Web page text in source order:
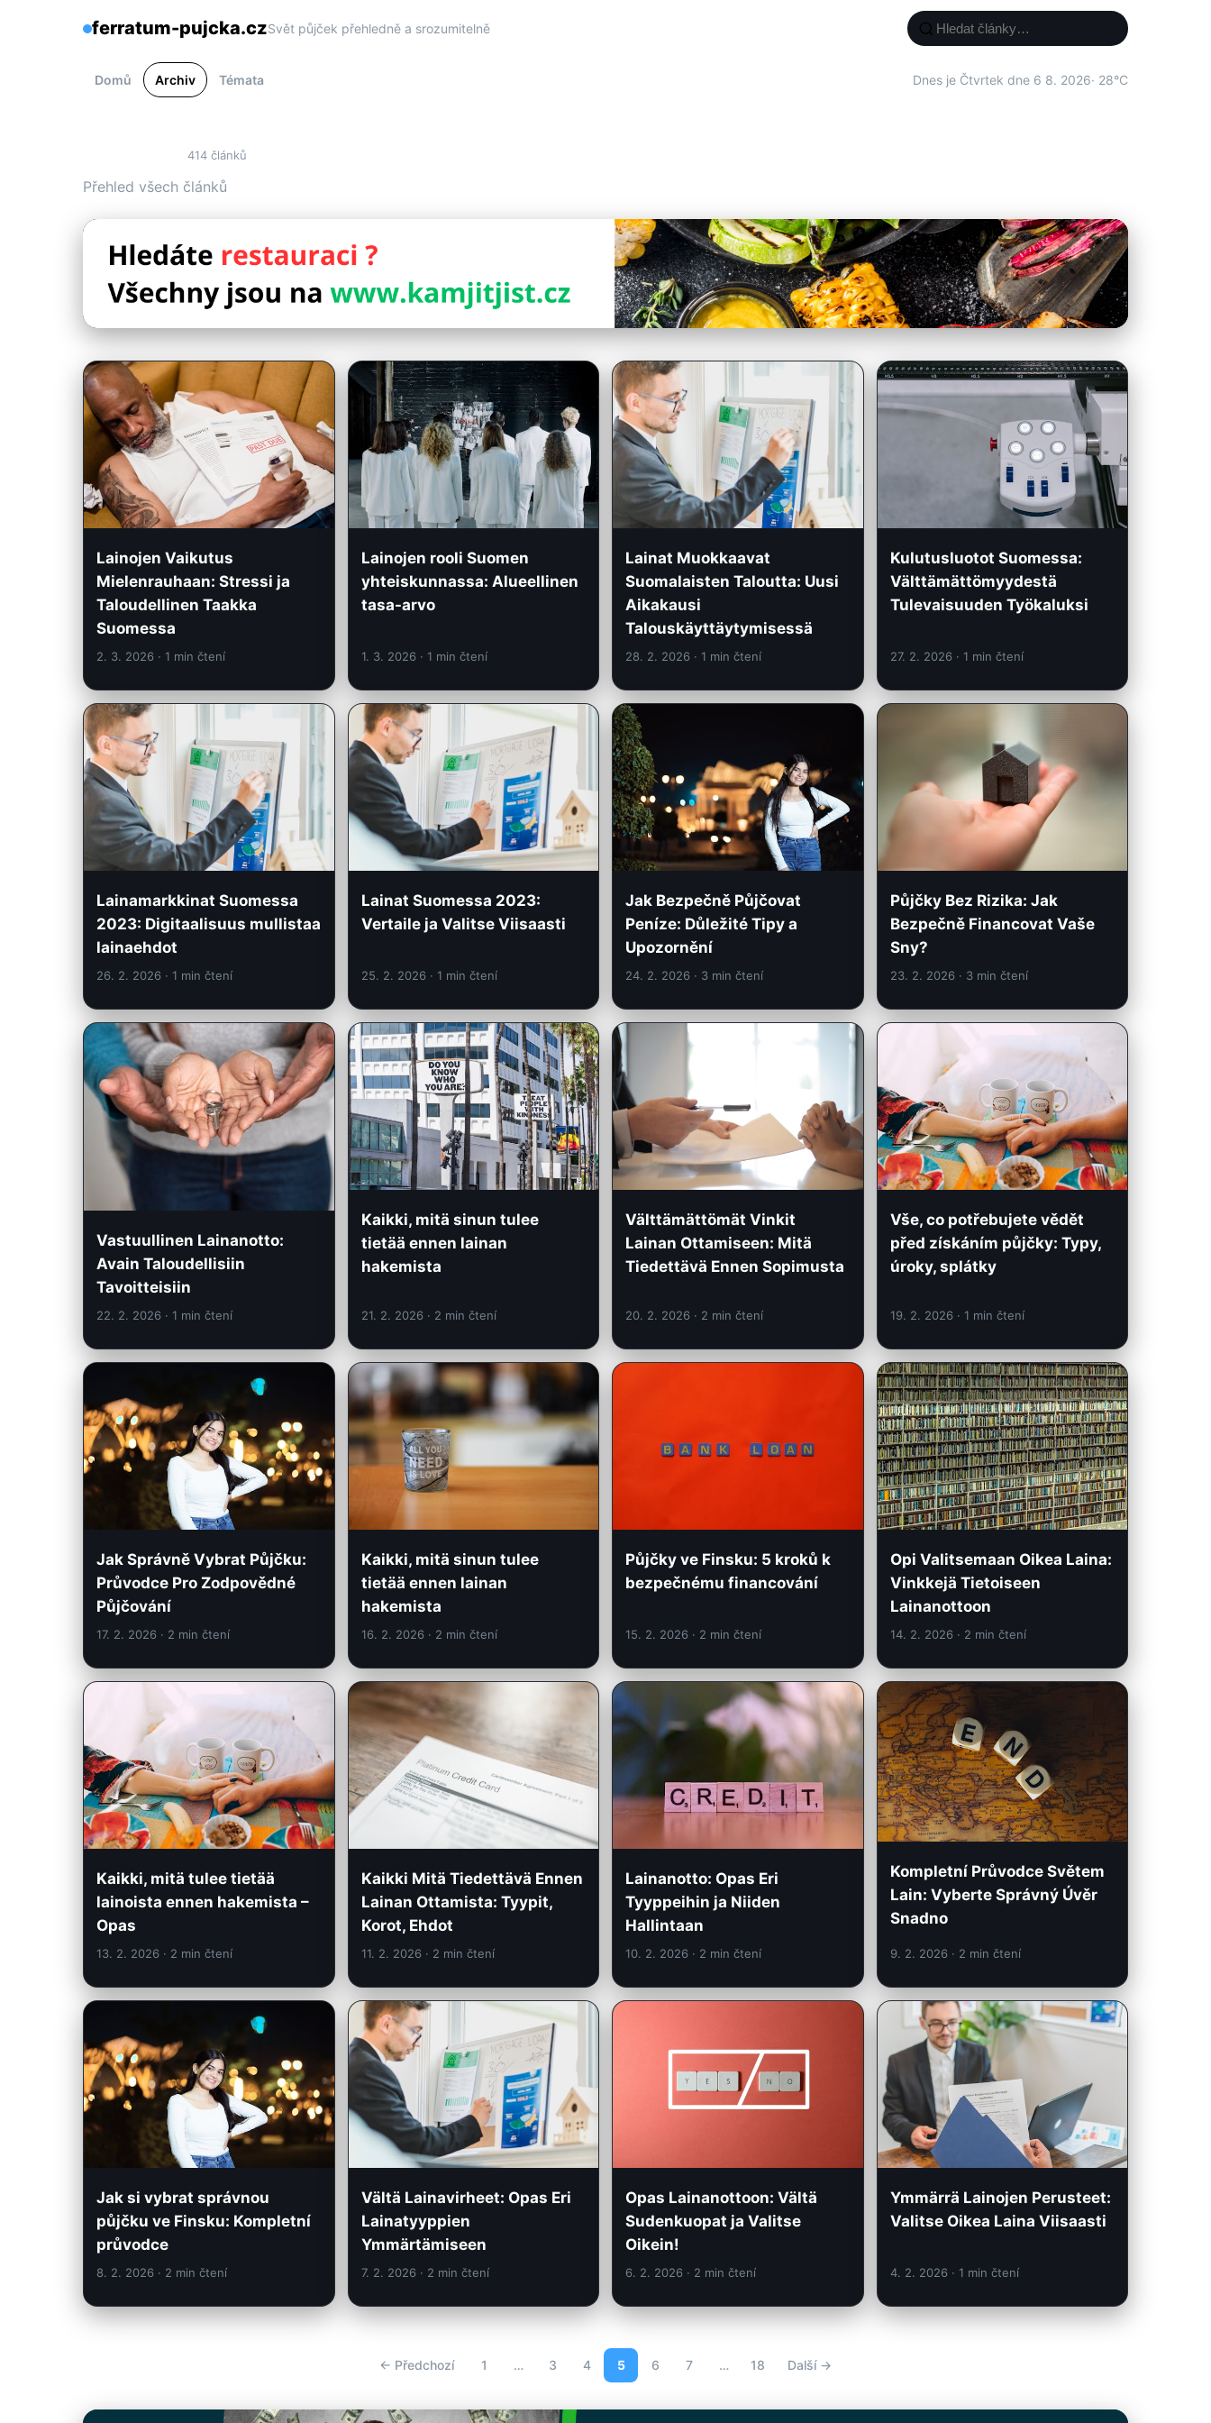
ferratum-pujcka.czSvět půjček přehledně a srozumitelně
Domů Archiv Témata Dnes je Čtvrtek dne 6 8. 2026· 28°C
414 článků
Přehled všech článků
Lainojen Vaikutus
Mielenrauhaan: Stressi ja
Taloudellinen Taakka
Suomessa
2. 3. 2026 · 1 min čtení
Lainojen rooli Suomen
yhteiskunnassa: Alueellinen
tasa-arvo
1. 3. 2026 · 1 min čtení
Lainat Muokkaavat
Suomalaisten Taloutta: Uusi
Aikakausi
Talouskäyttäytymisessä
28. 2. 2026 · 1 min čtení
Kulutusluotot Suomessa:
Välttämättömyydestä
Tulevaisuuden Työkaluksi
27. 2. 2026 · 1 min čtení
Lainamarkkinat Suomessa
2023: Digitaalisuus mullistaa
lainaehdot
26. 2. 2026 · 1 min čtení
Lainat Suomessa 2023:
Vertaile ja Valitse Viisaasti
25. 2. 2026 · 1 min čtení
Jak Bezpečně Půjčovat
Peníze: Důležité Tipy a
Upozornění
24. 2. 2026 · 3 min čtení
Půjčky Bez Rizika: Jak
Bezpečně Financovat Vaše
Sny?
23. 2. 2026 · 3 min čtení
Vastuullinen Lainanotto:
Avain Taloudellisiin
Tavoitteisiin
22. 2. 2026 · 1 min čtení
Kaikki, mitä sinun tulee
tietää ennen lainan
hakemista
21. 2. 2026 · 2 min čtení
Välttämättömät Vinkit
Lainan Ottamiseen: Mitä
Tiedettävä Ennen Sopimusta
20. 2. 2026 · 2 min čtení
Vše, co potřebujete vědět
před získáním půjčky: Typy,
úroky, splátky
19. 2. 2026 · 1 min čtení
Jak Správně Vybrat Půjčku:
Průvodce Pro Zodpovědné
Půjčování
17. 2. 2026 · 2 min čtení
Kaikki, mitä sinun tulee
tietää ennen lainan
hakemista
16. 2. 2026 · 2 min čtení
Půjčky ve Finsku: 5 kroků k
bezpečnému financování
15. 2. 2026 · 2 min čtení
Opi Valitsemaan Oikea Laina:
Vinkkejä Tietoiseen
Lainanottoon
14. 2. 2026 · 2 min čtení
Kaikki, mitä tulee tietää
lainoista ennen hakemista –
Opas
13. 2. 2026 · 2 min čtení
Kaikki Mitä Tiedettävä Ennen
Lainan Ottamista: Tyypit,
Korot, Ehdot
11. 2. 2026 · 2 min čtení
Lainanotto: Opas Eri
Tyyppeihin ja Niiden
Hallintaan
10. 2. 2026 · 2 min čtení
Kompletní Průvodce Světem
Lain: Vyberte Správný Úvěr
Snadno
9. 2. 2026 · 2 min čtení
Jak si vybrat správnou
půjčku ve Finsku: Kompletní
průvodce
8. 2. 2026 · 2 min čtení
Vältä Lainavirheet: Opas Eri
Lainatyyppien
Ymmärtämiseen
7. 2. 2026 · 2 min čtení
Opas Lainanottoon: Vältä
Sudenkuopat ja Valitse
Oikein!
6. 2. 2026 · 2 min čtení
Ymmärrä Lainojen Perusteet:
Valitse Oikea Laina Viisaasti
4. 2. 2026 · 1 min čtení
← Předchozí 1 … 3 4 5 6 7 … 18 Další →